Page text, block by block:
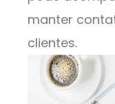
manter
clientes.